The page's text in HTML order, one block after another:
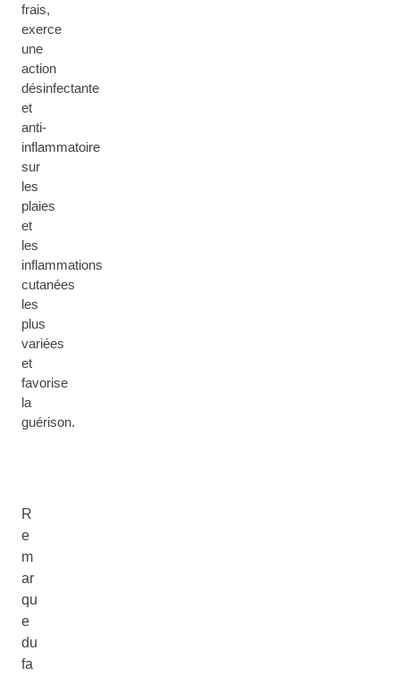
frais,
exerce
une
action
désinfectante
et
anti-
inflammatoire
sur
les
plaies
et
les
inflammations
cutanées
les
plus
variées
et
favorise
la
guérison.
R
e
m
ar
qu
e
du
fa